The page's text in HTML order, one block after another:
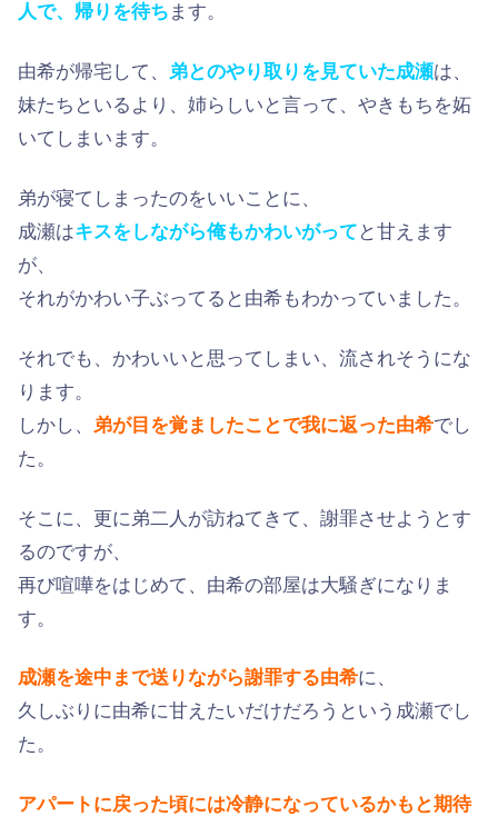
人で、帰りを待ち ます。
由希が帰宅して、 弟とのやり取りを見ていた成瀬は、
妹たちといるより、姉らしいと言って、やきもちを妬
いてしまいます。
弟が寝てしまったのをいいことに、
成瀬はキスをしながら俺もかわいがって と甘えます
が、
それがかわい子ぶってると由希もわかっていました。
それでも、かわいいと思ってしまい、流されそうにな
ります。
しかし、 弟が目を覚ましたことで我に返った由希でし
た。
そこに、更に弟二人が訪ねてきて、謝罪させようとす
るのですが、
再び喧嘩をはじめて、由希の部屋は大騒ぎになりま
す。
成瀬を途中まで送りながら謝罪する由希に、
久しぶりに由希に甘えたいだけだろうという成瀬でし
た。
アパートに戻った頃には冷静になっているかもと期待